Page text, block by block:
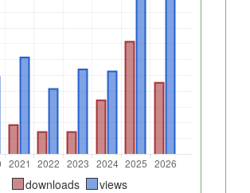
downloads views